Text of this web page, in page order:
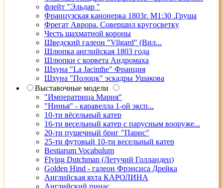
флейт "Эльдар "
Французская канонерка 1803г. М1:30 .Груша
Фрегат Аврора. Совершил кругосветку
Честь шахматной короны
Шведский галеон "Vilgard" (Вил...
Шлюпка английская 1803 года
Шлюпки с корвета Андромаха
Шхуна "La Jacinthe" Франция
Шхуна "Полоцк" эскадры Ушакова
Выставочные модели
"Императрица Мария"
"Нинья" - каравелла 1-ой эксп...
10-ти вёсельный катер
16-ти весельный катер с парусным вооруже...
20-ти пушечный бриг "Парис"
25-ти футовый 10-ти весельный катер
Bestiarum Vocabulum
Flying Dutchman (Летучий Голландец)
Golden Hind - галеон Фрэнсиса Дрейка
Английская яхта КАРОЛИНА
Английский пинас